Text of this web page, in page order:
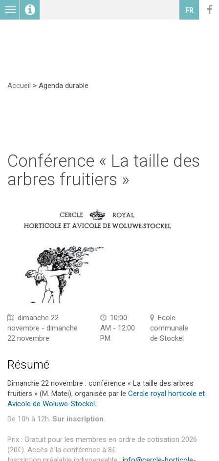
Toggle
navigation
FR
Accueil > Agenda durable
Conférence « La taille des
arbres fruitiers »
dimanche 22
novembre - dimanche
22 novembre
10:00
AM - 12:00
PM
Ecole
communale
de Stockel
Résumé
Dimanche 22 novembre : conférence « La taille des arbres
fruitiers » (M. Matei), organisée par le Cercle royal horticole et
Avicole de Woluwe-Stockel.
De 10h à 12h. Sur inscription.
Prix : Gratuit pour les membres en ordre de cotisation 2026
(20€). Accès à la conférence à 8€.